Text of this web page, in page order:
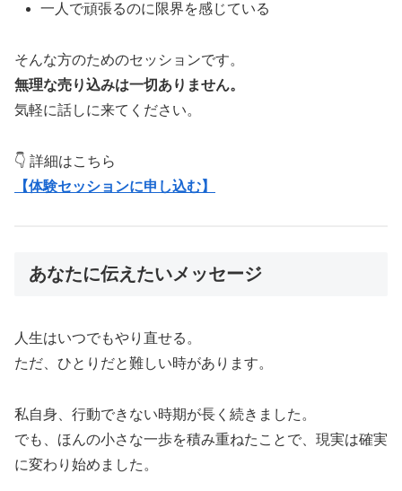
一人で頑張るのに限界を感じている
そんな方のためのセッションです。
無理な売り込みは一切ありません。
気軽に話しに来てください。
👇 詳細はこちら
【体験セッションに申し込む】
あなたに伝えたいメッセージ
人生はいつでもやり直せる。
ただ、ひとりだと難しい時があります。
私自身、行動できない時期が長く続きました。
でも、ほんの小さな一歩を積み重ねたことで、現実は確実
に変わり始めました。